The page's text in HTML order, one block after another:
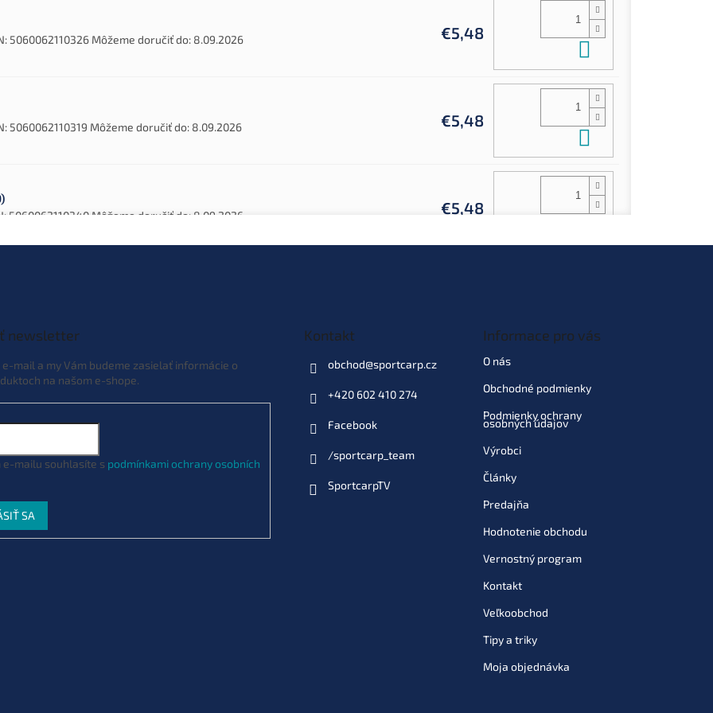
5060062110326 Môžeme doručiť do: 8.09.2026 €5,48
5060062110319 Môžeme doručiť do: 8.09.2026 €5,48
5060062110340 Môžeme doručiť do: 8.09.2026 €5,48
newsletter
mail a my Vám budeme zasielať informácie o
na našom e-shope.
e-mailu souhlasíte s podmínkami ochrany osobních
SA
Kontakt
obchod@sportcarp.cz
+420 602 410 274
Facebook
/sportcarp_team
SportcarpTV
Informace pro vás
O nás
Obchodné podmienky
Podmienky ochrany
osobných údajov
Výrobci
Články
Predajňa
Hodnotenie obchodu
Vernostný program
Kontakt
Veľkoobchod
Tipy a triky
Moja objednávka